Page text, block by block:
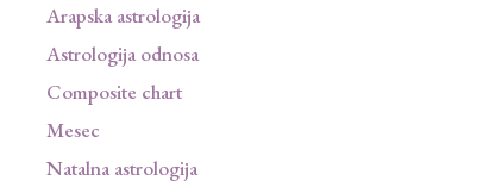
Arapska astrologija
Astrologija odnosa
Composite chart
Mesec
Natalna astrologija